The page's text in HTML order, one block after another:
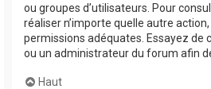
ou groupes d’utilisateurs. Pour
réaliser n’importe quelle autre
permissions adéquates. Essayez de
ou un administrateur du forum afin
Haut